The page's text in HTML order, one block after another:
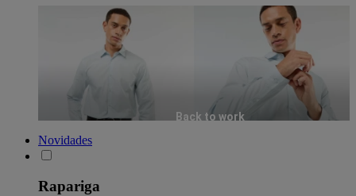
Back to work
Novidades
Rapariga